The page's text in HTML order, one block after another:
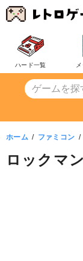
コ
ン
ツ
動
ハード一覧
ホーム ファミコン
ロックマ